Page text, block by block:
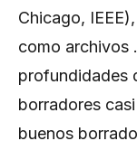
Chicago,
como archivos
profundidades
borradores
buenos